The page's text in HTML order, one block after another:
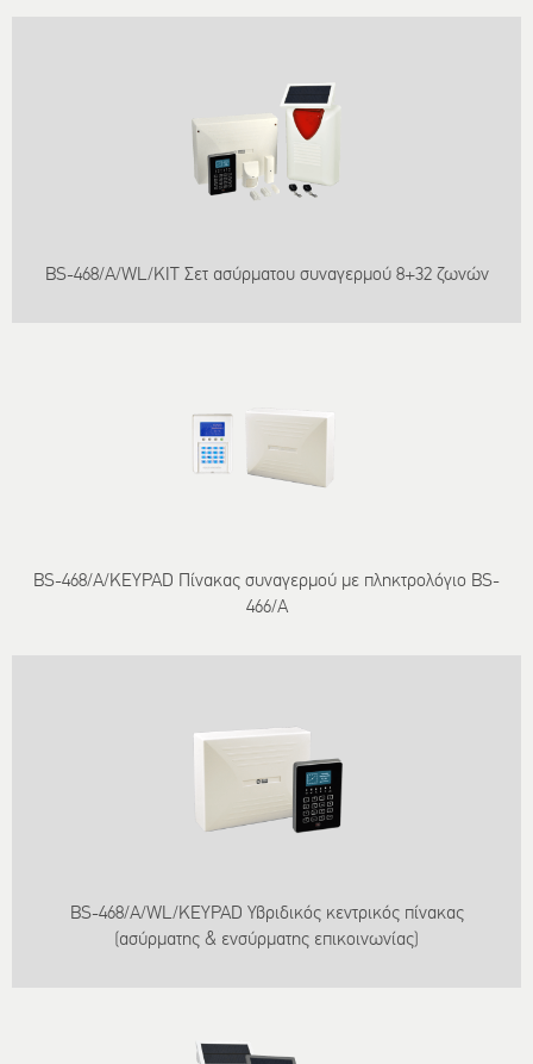
BS-468/A/WL/KIT Σετ ασύρματου συναγερμού 8+32 ζωνών
BS-468/A/KEYPAD Πίνακας συναγερμού με πληκτρολόγιο BS-
466/A
BS-468/A/WL/KEYPAD Υβριδικός κεντρικός πίνακας
(ασύρματης & ενσύρματης επικοινωνίας)